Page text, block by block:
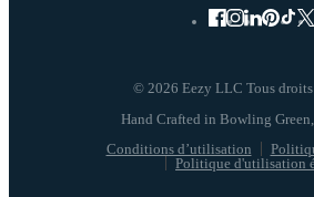
© 2026 Eezy LLC Tous droits
Conditions d’utilisation
Politique d'utilisation